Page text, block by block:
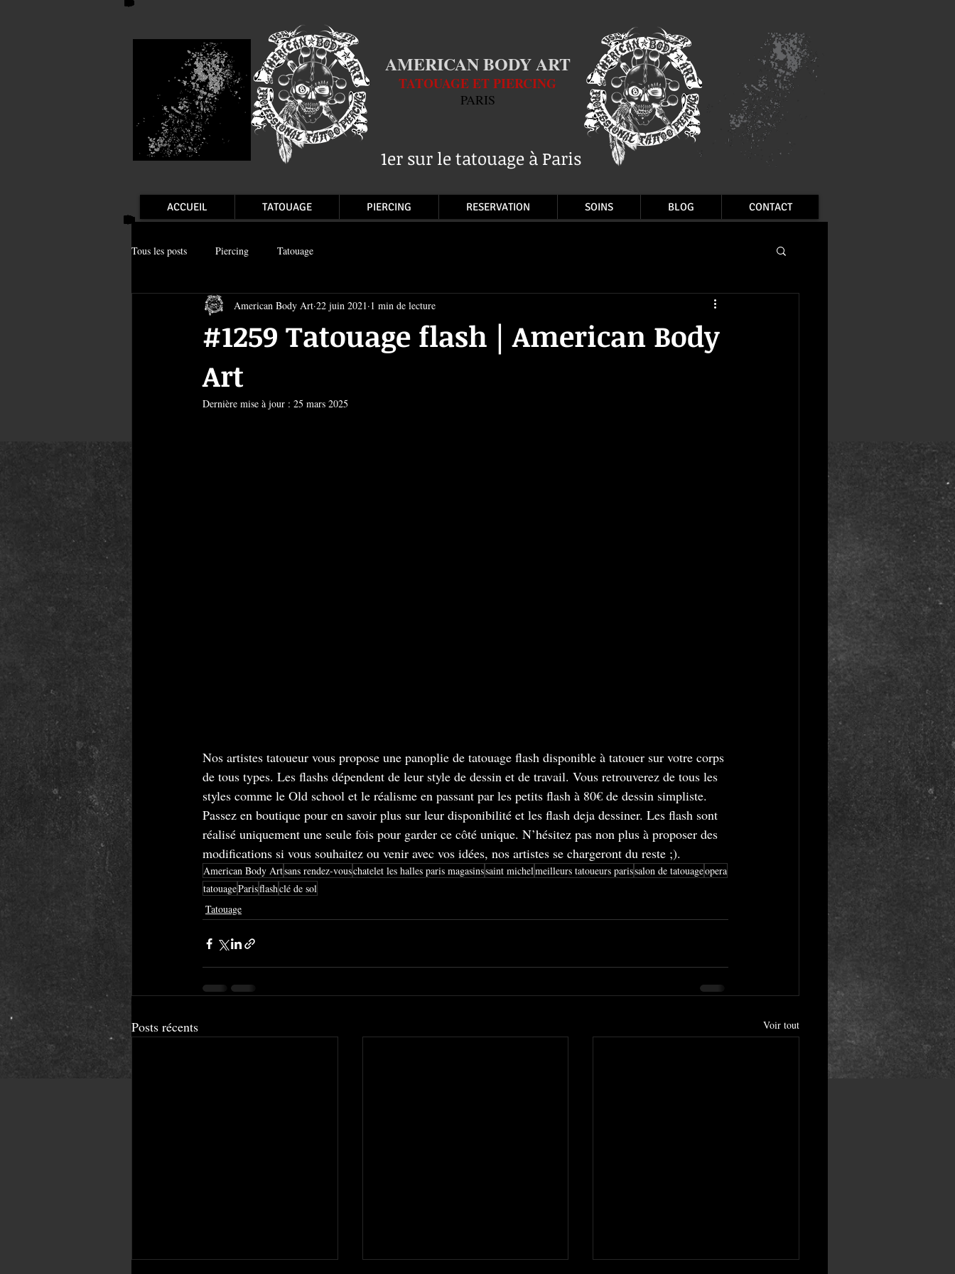
AMERICAN BODY ART
TATOUAGE ET PIERCING
PARIS
1er sur le tatouage à Paris
ACCUEIL TATOUAGE PIERCING RESERVATION SOINS BLOG CONTACT
Tous les posts Piercing Tatouage
#1259 Tatouage flash | American Body
Art
American Body Art 22 juin 2021 1 min de lecture
Dernière mise à jour : 25 mars 2025
Nos artistes tatoueur vous propose une panoplie de tatouage flash disponible à tatouer sur votre corps
de tous types. Les flashs dépendent de leur style de dessin et de travail. Vous retrouverez de tous les
styles comme le Old school et le réalisme en passant par les petits flash à 80€ de dessin simpliste.
Passez en boutique pour en savoir plus sur leur disponibilité et les flash deja dessiner. Les flash sont
réalisé uniquement une seule fois pour garder ce côté unique. N’hésitez pas non plus à proposer des
modifications si vous souhaitez ou venir avec vos idées, nos artistes se chargeront du reste ;).
American Body Artsans rendez-vouschatelet les halles paris magasinssaint michelmeilleurs tatoueurs parissalon de tatouageopera
tatouageParisflashclé de sol
Tatouage
Posts récents Voir tout